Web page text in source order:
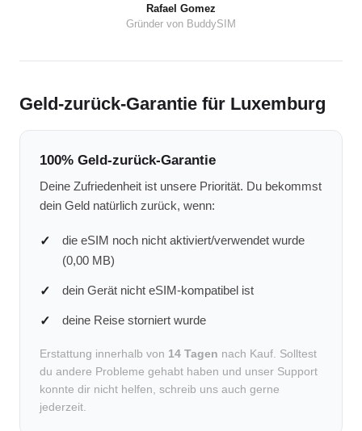
Rafael Gomez
Gründer von BuddySIM
Geld-zurück-Garantie für Luxemburg
100% Geld-zurück-Garantie
Deine Zufriedenheit ist unsere Priorität. Du bekommst
dein Geld natürlich zurück, wenn:
die eSIM noch nicht aktiviert/verwendet wurde
(0,00 MB)
dein Gerät nicht eSIM-kompatibel ist
deine Reise storniert wurde
Erstattung innerhalb von 14 Tagen nach Kauf. Solltest
du andere Probleme gehabt haben und unser Support
konnte dir nicht helfen, schreib uns auch gerne
jederzeit.